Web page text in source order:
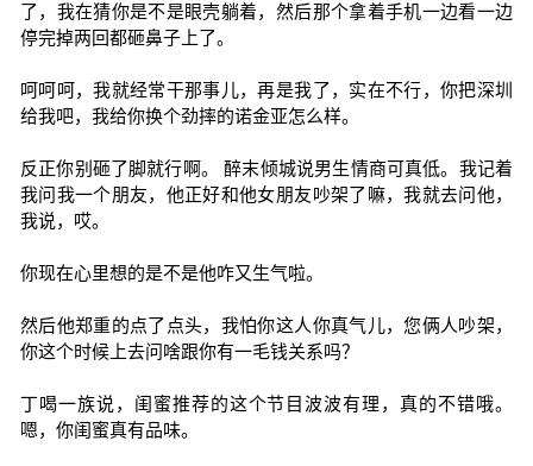
了，我在猜你是不是眼壳躺着，然后那个拿着手机一边看一边
停完掉两回都砸鼻子上了。
呵呵呵，我就经常干那事儿，再是我了，实在不行，你把深圳
给我吧，我给你换个劲摔的诺金亚怎么样。
反正你别砸了脚就行啊。 醉末倾城说男生情商可真低。我记着
我问我一个朋友，他正好和他女朋友吵架了嘛，我就去问他，
我说，哎。
你现在心里想的是不是他咋又生气啦。
然后他郑重的点了点头，我怕你这人你真气儿，您俩人吵架，
你这个时候上去问啥跟你有一毛钱关系吗？
丁喝一族说，闺蜜推荐的这个节目波波有理，真的不错哦。
嗯，你闺蜜真有品味。